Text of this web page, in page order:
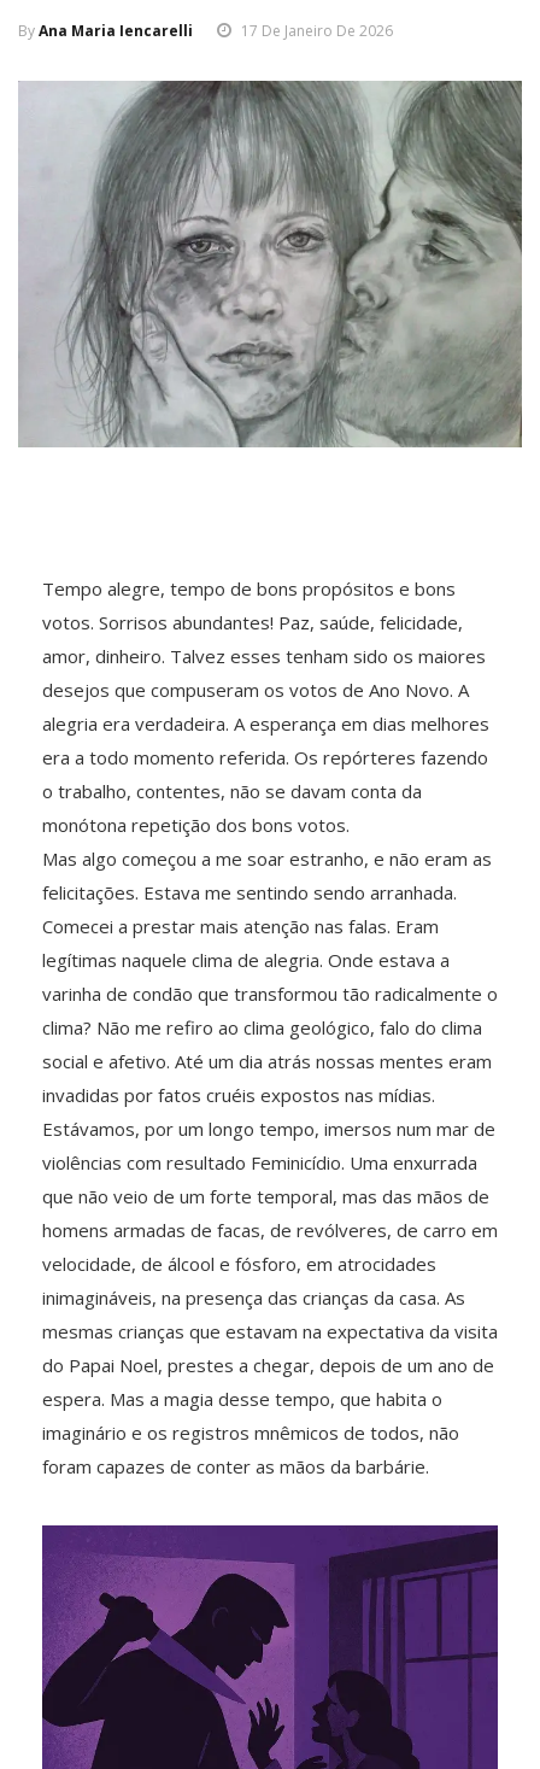
ByAna Maria Iencarelli 17 De Janeiro De 2026
Tempo alegre, tempo de bons propósitos e bons
votos. Sorrisos abundantes! Paz, saúde, felicidade,
amor, dinheiro. Talvez esses tenham sido os maiores
desejos que compuseram os votos de Ano Novo. A
alegria era verdadeira. A esperança em dias melhores
era a todo momento referida. Os repórteres fazendo
o trabalho, contentes, não se davam conta da
monótona repetição dos bons votos.
Mas algo começou a me soar estranho, e não eram as
felicitações. Estava me sentindo sendo arranhada.
Comecei a prestar mais atenção nas falas. Eram
legítimas naquele clima de alegria. Onde estava a
varinha de condão que transformou tão radicalmente o
clima? Não me refiro ao clima geológico, falo do clima
social e afetivo. Até um dia atrás nossas mentes eram
invadidas por fatos cruéis expostos nas mídias.
Estávamos, por um longo tempo, imersos num mar de
violências com resultado Feminicídio. Uma enxurrada
que não veio de um forte temporal, mas das mãos de
homens armadas de facas, de revólveres, de carro em
velocidade, de álcool e fósforo, em atrocidades
inimagináveis, na presença das crianças da casa. As
mesmas crianças que estavam na expectativa da visita
do Papai Noel, prestes a chegar, depois de um ano de
espera. Mas a magia desse tempo, que habita o
imaginário e os registros mnêmicos de todos, não
foram capazes de conter as mãos da barbárie.